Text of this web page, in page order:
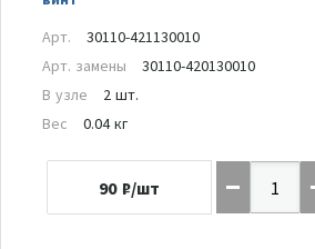
Арт.
30110-421130010
Арт. замены
30110-420130010
В узле
2 шт.
Вес
0.04 кг
90 ₽/шт